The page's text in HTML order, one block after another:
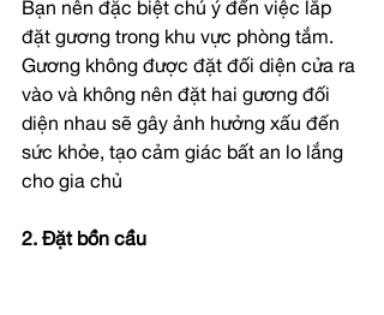
Bạn nên đặc biệt chú ý đến việc lắp
đặt gương trong khu vực phòng tắm.
Gương không được đặt đối diện cửa ra
vào và không nên đặt hai gương đối
diện nhau sẽ gây ảnh hưởng xấu đến
sức khỏe, tạo cảm giác bất an lo lắng
cho gia chủ
2. Đặt bồn cầu